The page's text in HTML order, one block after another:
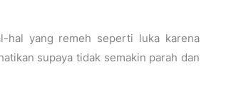
hal yang remeh seperti luka karena
supaya tidak semakin parah dan